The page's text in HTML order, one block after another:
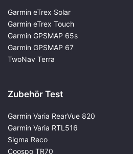
Garmin eTrex Solar
Garmin eTrex Touch
Garmin GPSMAP 65s
Garmin GPSMAP 67
TwoNav Terra
Zubehör Test
Garmin Varia RearVue 820
Garmin Varia RTL516
Sigma Reco
Coospo TR70